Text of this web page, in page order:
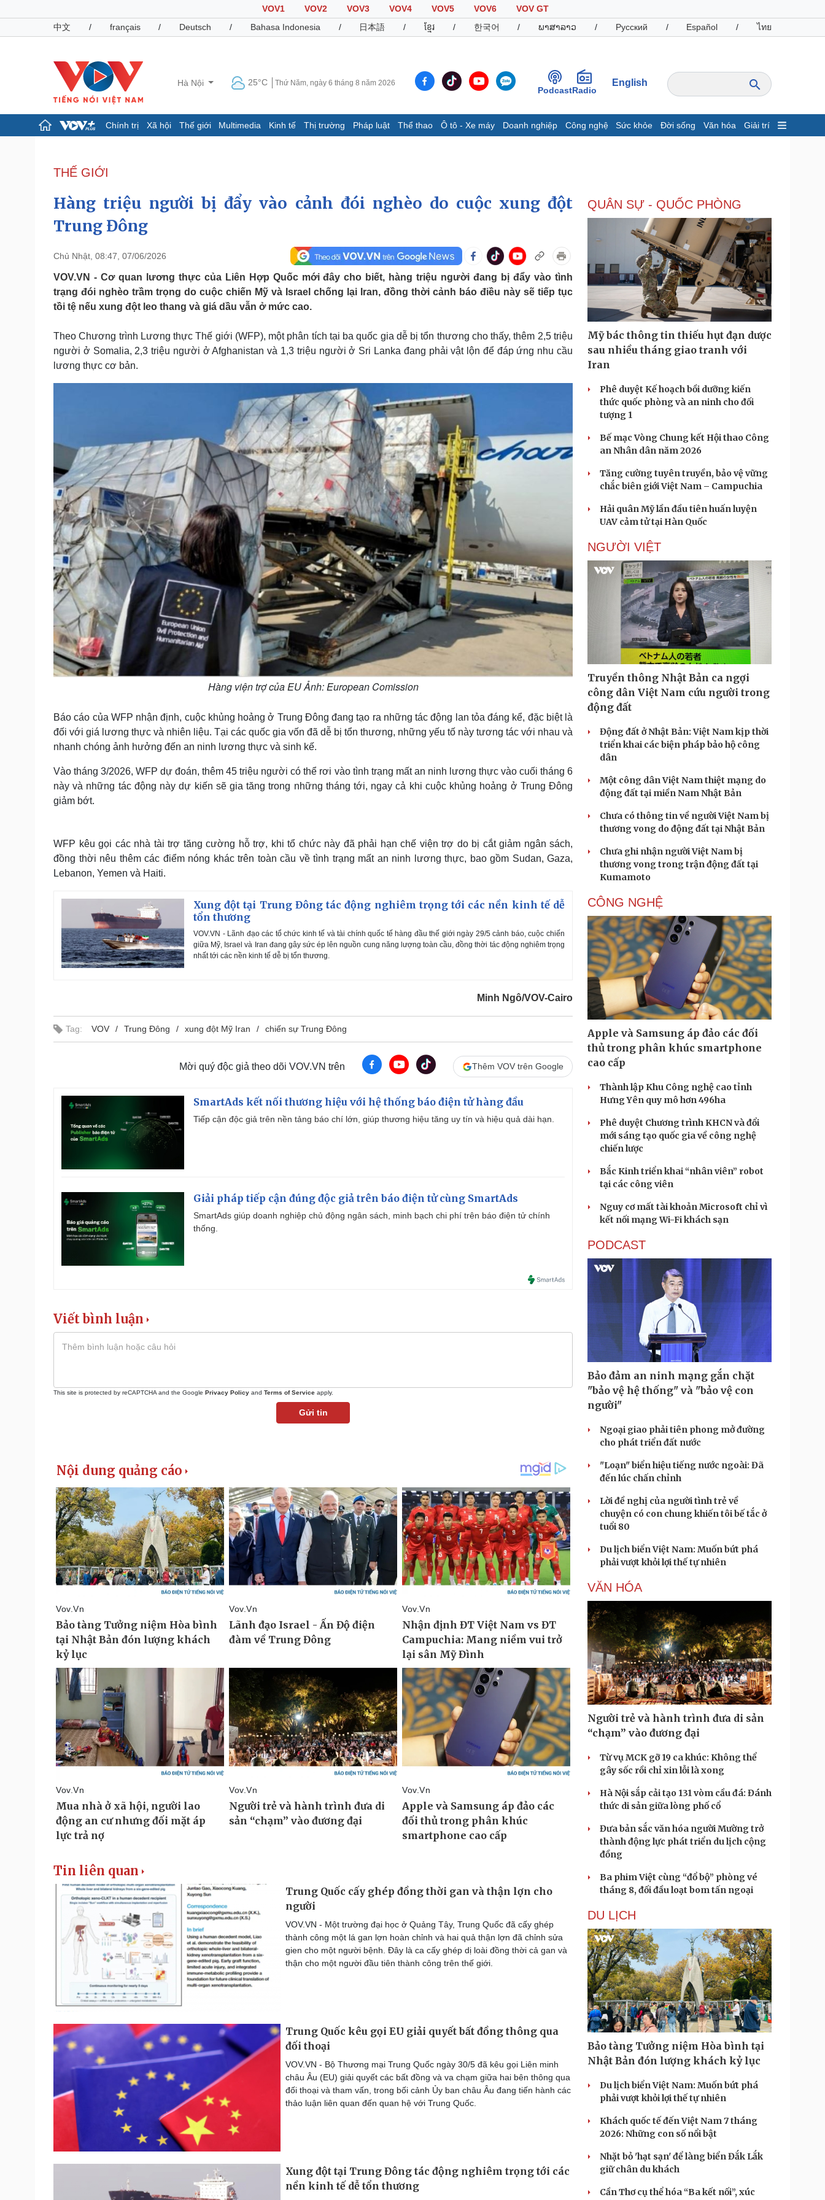
VOV1 VOV2 VOV3 VOV4 VOV5 VOV6
VOV GT
中文
/ français / Deutsch / Bahasa Indonesia / 日本語 / ខ្មែរ / 한국어 / ພາສາລາວ / Русский / Español / ไทย
Hà Nội 25°C Thứ Năm, ngày 6 tháng 8 năm 2026
PodcastRadio
English
Chính trị Xã hội Thế giới Multimedia Kinh tế Thị trường Pháp luật Thể thao Ô tô - Xe máy Doanh nghiệp Công nghệ Sức khỏe Đời sống Văn hóa Giải trí
Đảng
Tổ chức nhân sự
Nhận diện sự thật
Dấu ấn VOV
Hồ sơ
Infographic
Chứng khoán
Giá cà phê
Pháp luật
Tin nóng
Tư vấn luật
Việt Nam
Phân tích
Thể thao
Lịch thi đấu bóng đá
Thế giới thể thao
eSports
Ô tô - Xe máy
Xe máy
Tư vấn
Doanh nghiệp
Thông tin doanh nghiệp
Doanh nghiệp 24h
Doanh nhân
Vì cộng đồng
Công nghệ
Sành điệu
Tin Công nghệ
Trải nghiệm
Chuyển đổi số
Sức khỏe
Dinh dưỡng - món ngon
Cây thuốc
Sản phụ khoa
Ăn sạch sống khỏe
Đời sống
Nhà đẹp
Tình yêu - Gia đình
Văn hóa
Sân khấu - Điện ảnh
Âm nhạc
Di sản
Giải trí
Nghệ sĩ
Sao Việt
Du lịch
check-in
Podcast
Câu chuyện thời sự
Cửa sổ tình yêu
Kể chuyện cho bé
Hạt giống tâm hồn
Cải chính
THẾ GIỚI
Hàng triệu người bị đẩy vào cảnh đói nghèo do cuộc xung đột
Trung Đông
Chủ Nhật, 08:47, 07/06/2026
VOV.VN - Cơ quan lương thực của Liên Hợp Quốc mới đây cho biết, hàng triệu người đang bị đẩy vào tình
trạng đói nghèo trầm trọng do cuộc chiến Mỹ và Israel chống lại Iran, đồng thời cảnh báo điều này sẽ tiếp tục
tồi tệ nếu xung đột leo thang và giá dầu vẫn ở mức cao.
Theo Chương trình Lương thực Thế giới (WFP), một phân tích tại ba quốc gia dễ bị tổn thương cho thấy, thêm 2,5 triệu
người ở Somalia, 2,3 triệu người ở Afghanistan và 1,3 triệu người ở Sri Lanka đang phải vật lộn để đáp ứng nhu cầu
lương thực cơ bản.
Hàng viện trợ của EU Ảnh: European Comission
Báo cáo của WFP nhận định, cuộc khủng hoảng ở Trung Đông đang tạo ra những tác động lan tỏa đáng kể, đặc biệt là
đối với giá lương thực và nhiên liệu. Tại các quốc gia vốn đã dễ bị tổn thương, những yếu tố này tương tác với nhau và
nhanh chóng ảnh hưởng đến an ninh lương thực và sinh kế.
Vào tháng 3/2026, WFP dự đoán, thêm 45 triệu người có thể rơi vào tình trạng mất an ninh lương thực vào cuối tháng 6
này và những tác động này dự kiến ​​sẽ gia tăng trong những tháng tới, ngay cả khi cuộc khủng hoảng ở Trung Đông
giảm bớt.
WFP kêu gọi các nhà tài trợ tăng cường hỗ trợ, khi tổ chức này đã phải hạn chế viện trợ do bị cắt giảm ngân sách,
đồng thời nêu thêm các điểm nóng khác trên toàn cầu về tình trạng mất an ninh lương thực, bao gồm Sudan, Gaza,
Lebanon, Yemen và Haiti.
Xung đột tại Trung Đông tác động nghiêm trọng tới các nền kinh tế dễ
tổn thương
VOV.VN - Lãnh đạo các tổ chức kinh tế và tài chính quốc tế hàng đầu thế giới ngày 29/5 cảnh báo, cuộc chiến
giữa Mỹ, Israel và Iran đang gây sức ép lên nguồn cung năng lượng toàn cầu, đồng thời tác động nghiêm trọng
nhất tới các nền kinh tế dễ bị tổn thương.
Minh Ngô/VOV-Cairo
Tag: VOV Trung Đông xung đột Mỹ Iran chiến sự Trung Đông
Mời quý độc giả theo dõi VOV.VN trên Thêm VOV trên Google
SmartAds kết nối thương hiệu với hệ thống báo điện tử hàng đầu
Tiếp cận độc giả trên nền tảng báo chí lớn, giúp thương hiệu tăng uy tín và hiệu quả dài hạn.
Giải pháp tiếp cận đúng độc giả trên báo điện tử cùng SmartAds
SmartAds giúp doanh nghiệp chủ động ngân sách, minh bạch chi phí trên báo điện tử chính
thống.
Viết bình luận
This site is protected by reCAPTCHA and the Google Privacy Policy and Terms of Service apply.
Gửi tin
Tin liên quan
Trung Quốc cấy ghép đồng thời gan và thận lợn cho
người
VOV.VN - Một trường đại học ở Quảng Tây, Trung Quốc đã cấy ghép
thành công một lá gan lợn hoàn chỉnh và hai quả thận lợn đã chỉnh sửa
gien cho một người bệnh. Đây là ca cấy ghép dị loài đồng thời cả gan và
thận cho một người đầu tiên thành công trên thế giới.
Trung Quốc kêu gọi EU giải quyết bất đồng thông qua
đối thoại
VOV.VN - Bộ Thương mại Trung Quốc ngày 30/5 đã kêu gọi Liên minh
châu Âu (EU) giải quyết các bất đồng và va chạm giữa hai bên thông qua
đối thoại và tham vấn, trong bối cảnh Ủy ban châu Âu đang tiến hành các
thảo luận liên quan đến quan hệ với Trung Quốc.
Xung đột tại Trung Đông tác động nghiêm trọng tới các
nền kinh tế dễ tổn thương
QUÂN SỰ - QUỐC PHÒNG
Mỹ bác thông tin thiếu hụt đạn dược
sau nhiều tháng giao tranh với
Iran
Phê duyệt Kế hoạch bồi dưỡng kiến
thức quốc phòng và an ninh cho đối
tượng 1
Bế mạc Vòng Chung kết Hội thao Công
an Nhân dân năm 2026
Tăng cường tuyên truyền, bảo vệ vững
chắc biên giới Việt Nam – Campuchia
Hải quân Mỹ lần đầu tiên huấn luyện
UAV cảm tử tại Hàn Quốc
NGƯỜI VIỆT
Truyền thông Nhật Bản ca ngợi
công dân Việt Nam cứu người trong
động đất
Động đất ở Nhật Bản: Việt Nam kịp thời
triển khai các biện pháp bảo hộ công
dân
Một công dân Việt Nam thiệt mạng do
động đất tại miền Nam Nhật Bản
Chưa có thông tin về người Việt Nam bị
thương vong do động đất tại Nhật Bản
Chưa ghi nhận người Việt Nam bị
thương vong trong trận động đất tại
Kumamoto
CÔNG NGHỆ
Apple và Samsung áp đảo các đối
thủ trong phân khúc smartphone
cao cấp
Thành lập Khu Công nghệ cao tỉnh
Hưng Yên quy mô hơn 496ha
Phê duyệt Chương trình KHCN và đổi
mới sáng tạo quốc gia về công nghệ
chiến lược
Bắc Kinh triển khai “nhân viên” robot
tại các công viên
Nguy cơ mất tài khoản Microsoft chỉ vì
kết nối mạng Wi-Fi khách sạn
PODCAST
Bảo đảm an ninh mạng gắn chặt
"bảo vệ hệ thống" và "bảo vệ con
người"
Ngoại giao phải tiên phong mở đường
cho phát triển đất nước
"Loạn" biển hiệu tiếng nước ngoài: Đã
đến lúc chấn chỉnh
Lời đề nghị của người tình trẻ về
chuyện có con chung khiến tôi bế tắc ở
tuổi 80
Du lịch biển Việt Nam: Muốn bứt phá
phải vượt khỏi lợi thế tự nhiên
VĂN HÓA
Người trẻ và hành trình đưa di sản
“chạm” vào đương đại
Từ vụ MCK gỡ 19 ca khúc: Không thể
gây sốc rồi chỉ xin lỗi là xong
Hà Nội sắp cải tạo 131 vòm cầu đá: Đánh
thức di sản giữa lòng phố cổ
Đưa bản sắc văn hóa người Mường trở
thành động lực phát triển du lịch cộng
đồng
Ba phim Việt cùng “đổ bộ” phòng vé
tháng 8, đối đầu loạt bom tấn ngoại
DU LỊCH
Bảo tàng Tưởng niệm Hòa bình tại
Nhật Bản đón lượng khách kỷ lục
Du lịch biển Việt Nam: Muốn bứt phá
phải vượt khỏi lợi thế tự nhiên
Khách quốc tế đến Việt Nam 7 tháng
2026: Những con số nổi bật
Nhặt bỏ 'hạt sạn' để làng biển Đắk Lắk
giữ chân du khách
Cần Thơ cụ thể hóa “Ba kết nối”, xúc